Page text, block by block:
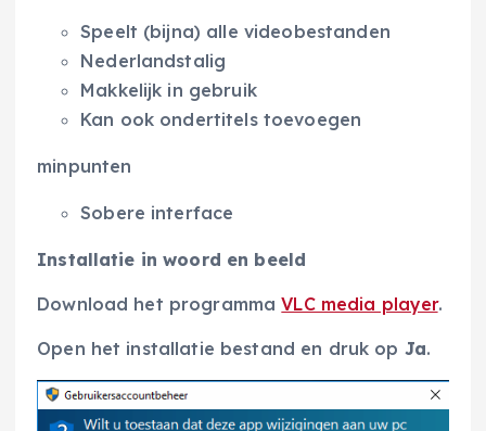
Speelt (bijna) alle videobestanden
Nederlandstalig
Makkelijk in gebruik
Kan ook ondertitels toevoegen
minpunten
Sobere interface
Installatie in woord en beeld
Download het programmaVLC media player.
Open het installatie bestand en druk op Ja.